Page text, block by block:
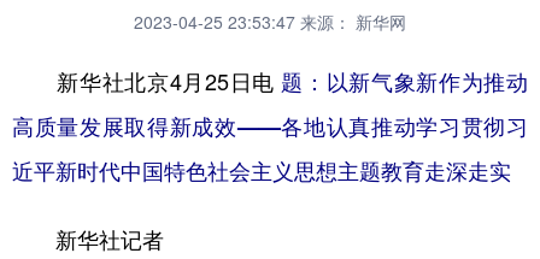
书画 健康
访谈 视频 图片 政务
法律 中央文件 金融 汽车
食品 人居 信息化 数字经济
学术中国
2023-04-25 23:53:47 来源： 新华网
新华社北京4月25日电 题：以新气象新作为推动
高质量发展取得新成效——各地认真推动学习贯彻习
近平新时代中国特色社会主义思想主题教育走深走实
新华社记者